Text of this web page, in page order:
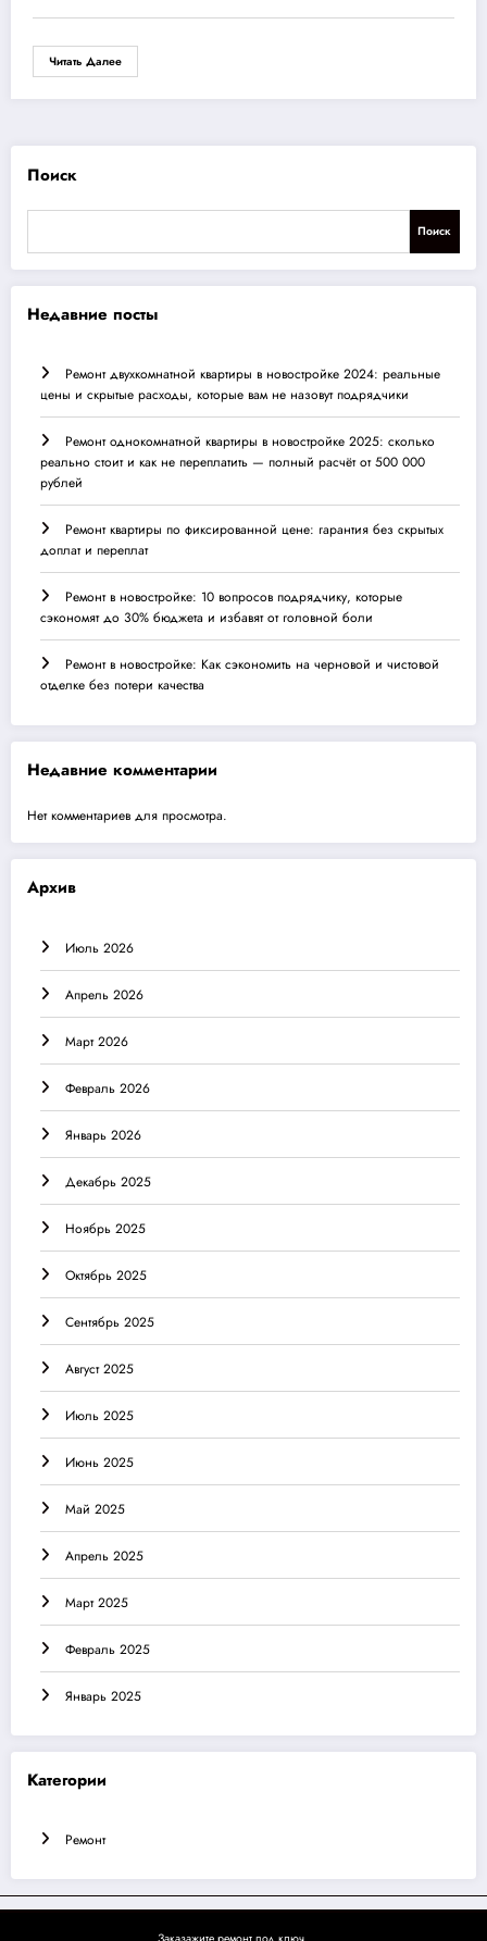
Читать Далее
Поиск
Поиск
Недавние посты
Ремонт двухкомнатной квартиры в новостройке 2024: реальные
цены и скрытые расходы, которые вам не назовут подрядчики
Ремонт однокомнатной квартиры в новостройке 2025: сколько
реально стоит и как не переплатить — полный расчёт от 500 000
рублей
Ремонт квартиры по фиксированной цене: гарантия без скрытых
доплат и переплат
Ремонт в новостройке: 10 вопросов подрядчику, которые
сэкономят до 30% бюджета и избавят от головной боли
Ремонт в новостройке: Как сэкономить на черновой и чистовой
отделке без потери качества
Недавние комментарии
Нет комментариев для просмотра.
Архив
Июль 2026
Апрель 2026
Март 2026
Февраль 2026
Январь 2026
Декабрь 2025
Ноябрь 2025
Октябрь 2025
Сентябрь 2025
Август 2025
Июль 2025
Июнь 2025
Май 2025
Апрель 2025
Март 2025
Февраль 2025
Январь 2025
Категории
Ремонт